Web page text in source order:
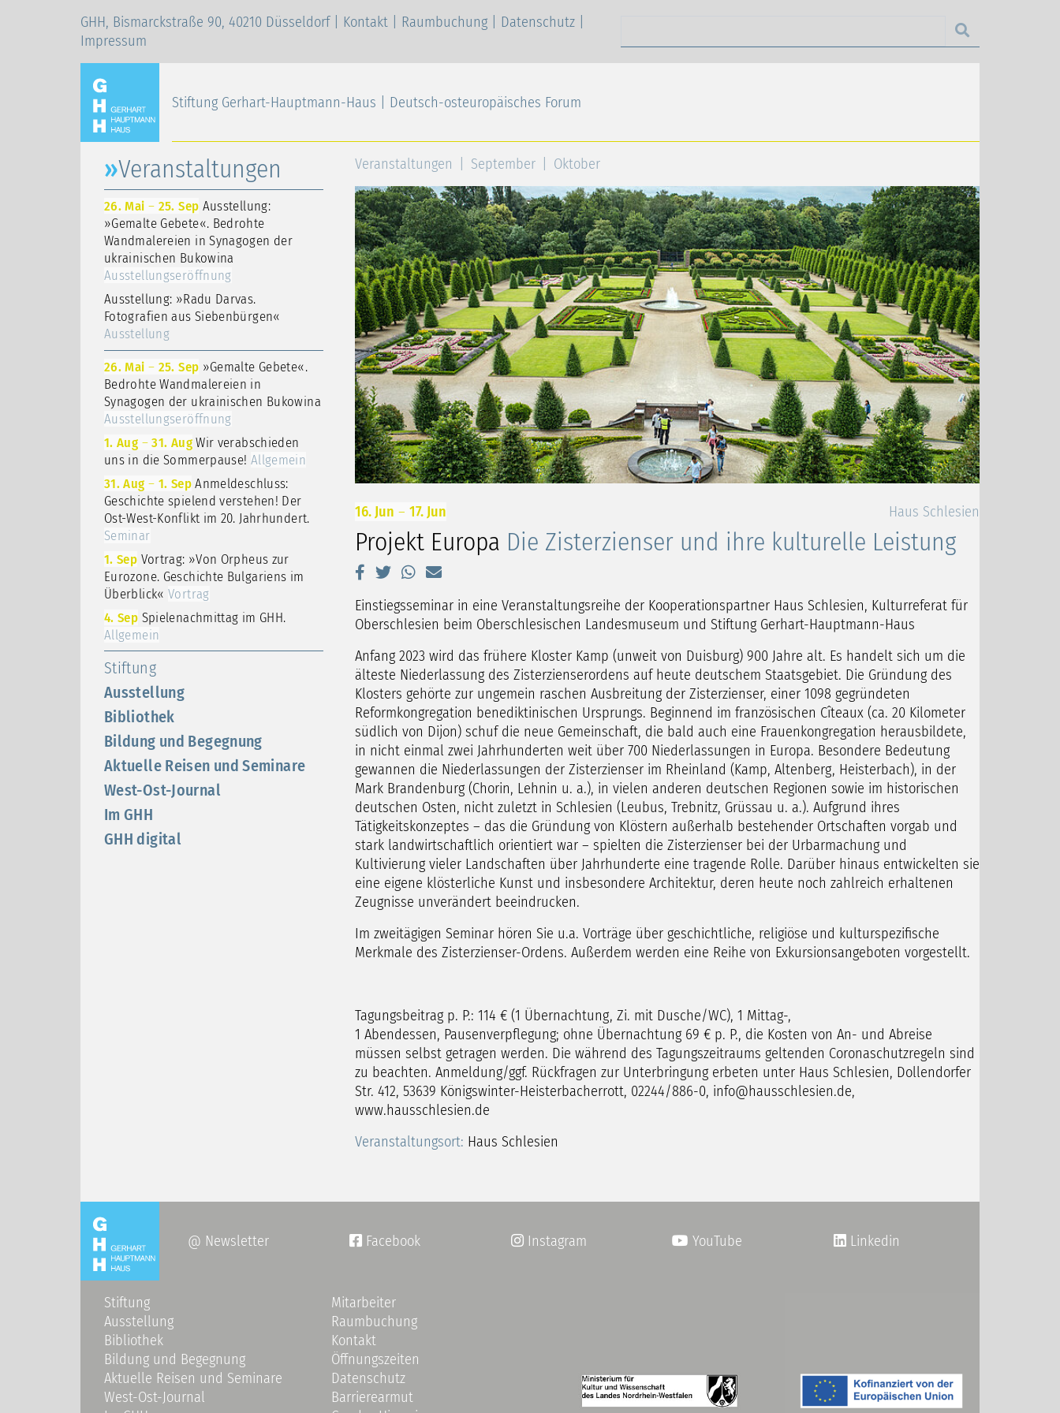
GHH, Bismarckstraße 90, 40210 Düsseldorf | Kontakt Raumbuchung Datenschutz
Impressum
Stiftung Gerhart-Hauptmann-Haus | Deutsch-osteuropäisches Forum
Stiftung
Ausstellung
Bibliothek
Bildung und Begegnung
Aktuelle Reisen und Seminare
West-Ost-Journal
Im GHH
GHH digital
Veranstaltungen
26. Mai – 25. Sep Ausstellung:
»Gemalte Gebete«. Bedrohte
Wandmalereien in Synagogen der
ukrainischen Bukowina
Ausstellungseröffnung
Ausstellung: »Radu Darvas.
Fotografien aus Siebenbürgen«
Ausstellung
26. Mai – 25. Sep »Gemalte Gebete«.
Bedrohte Wandmalereien in
Synagogen der ukrainischen Bukowina
Ausstellungseröffnung
1. Aug –31. AugWir verabschieden
uns in die Sommerpause! Allgemein
31. Aug – 1. SepAnmeldeschluss:
Geschichte spielend verstehen! Der
Ost-West-Konflikt im 20. Jahrhundert.
Seminar
1. Sep Vortrag: »Von Orpheus zur
Eurozone. Geschichte Bulgariens im
Überblick«Vortrag
4. Sep Spielenachmittag im GHH.
Allgemein
Veranstaltungen September Oktober
16. Jun – 17. Jun Haus Schlesien
Projekt Europa Die Zisterzienser und ihre kulturelle Leistung
Einstiegsseminar in eine Veranstaltungsreihe der Kooperationspartner Haus Schlesien, Kulturreferat für
Oberschlesien beim Oberschlesischen Landesmuseum und Stiftung Gerhart-Hauptmann-Haus
Anfang 2023 wird das frühere Kloster Kamp (unweit von Duisburg) 900 Jahre alt. Es handelt sich um die
älteste Niederlassung des Zisterzienserordens auf heute deutschem Staatsgebiet. Die Gründung des
Klosters gehörte zur ungemein raschen Ausbreitung der Zisterzienser, einer 1098 gegründeten
Reformkongregation benediktinischen Ursprungs. Beginnend im französischen Cîteaux (ca. 20 Kilometer
südlich von Dijon) schuf die neue Gemeinschaft, die bald auch eine Frauenkongregation herausbildete,
in nicht einmal zwei Jahrhunderten weit über 700 Niederlassungen in Europa. Besondere Bedeutung
gewannen die Niederlassungen der Zisterzienser im Rheinland (Kamp, Altenberg, Heisterbach), in der
Mark Brandenburg (Chorin, Lehnin u. a.), in vielen anderen deutschen Regionen sowie im historischen
deutschen Osten, nicht zuletzt in Schlesien (Leubus, Trebnitz, Grüssau u. a.). Aufgrund ihres
Tätigkeitskonzeptes – das die Gründung von Klöstern außerhalb bestehender Ortschaften vorgab und
stark landwirtschaftlich orientiert war – spielten die Zisterzienser bei der Urbarmachung und
Kultivierung vieler Landschaften über Jahrhunderte eine tragende Rolle. Darüber hinaus entwickelten sie
eine eigene klösterliche Kunst und insbesondere Architektur, deren heute noch zahlreich erhaltenen
Zeugnisse unverändert beeindrucken.
Im zweitägigen Seminar hören Sie u.a. Vorträge über geschichtliche, religiöse und kulturspezifische
Merkmale des Zisterzienser-Ordens. Außerdem werden eine Reihe von Exkursionsangeboten vorgestellt.
Tagungsbeitrag p. P.: 114 € (1 Übernachtung, Zi. mit Dusche/WC), 1 Mittag-,
1 Abendessen, Pausenverpflegung; ohne Übernachtung 69 € p. P., die Kosten von An- und Abreise
müssen selbst getragen werden. Die während des Tagungszeitraums geltenden Coronaschutzregeln sind
zu beachten. Anmeldung/ggf. Rückfragen zur Unterbringung erbeten unter Haus Schlesien, Dollendorfer
Str. 412, 53639 Königswinter-Heisterbacherrott, 02244/886-0, info@hausschlesien.de,
www.hausschlesien.de
Veranstaltungsort: Haus Schlesien
@ Newsletter  Facebook Instagram YouTube Linkedin
Stiftung
Ausstellung
Bibliothek
Bildung und Begegnung
Aktuelle Reisen und Seminare
West-Ost-Journal
Mitarbeiter
Raumbuchung
Kontakt
Öffnungszeiten
Datenschutz
Barrierearmut